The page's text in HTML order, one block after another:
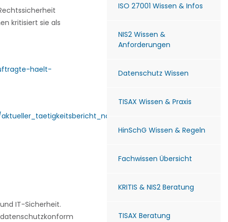
kritisiert sie als
haelt-
IT-Sicherheit.
ISO 27001 Wissen & Infos
NIS2 Wissen &
Anforderungen
Datenschutz Wissen
TISAX Wissen & Praxis
HinSchG Wissen & Regeln
Fachwissen Übersicht
KRITIS & NIS2 Beratung
TISAX Beratung